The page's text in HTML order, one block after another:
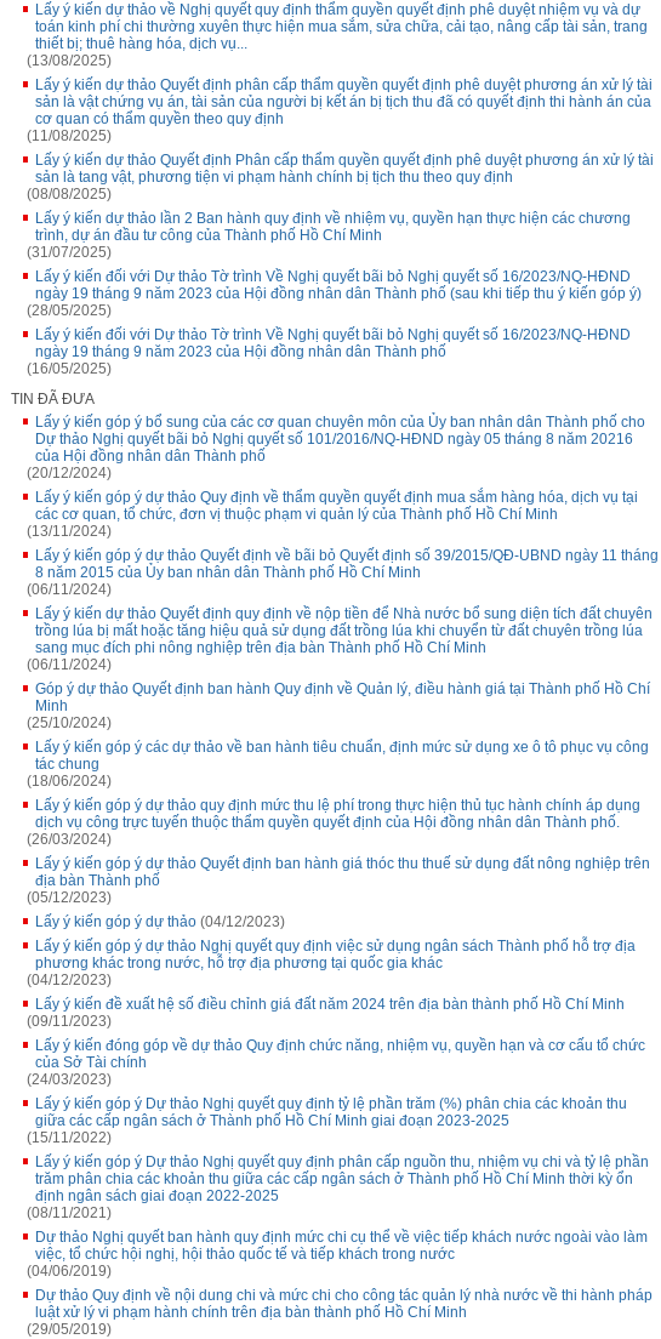
Lấy ý kiến dự thảo về Nghị quyết quy định thẩm quyền quyết định phê duyệt nhiệm vụ và dự
toán kinh phí chi thường xuyên thực hiện mua sắm, sửa chữa, cải tạo, nâng cấp tài sản, trang
thiết bị; thuê hàng hóa, dịch vụ...
(13/08/2025)
Lấy ý kiến dự thảo Quyết định phân cấp thẩm quyền quyết định phê duyệt phương án xử lý tài
sản là vật chứng vụ án, tài sản của người bị kết án bị tịch thu đã có quyết định thi hành án của
cơ quan có thẩm quyền theo quy định
(11/08/2025)
Lấy ý kiến dự thảo Quyết định Phân cấp thẩm quyền quyết định phê duyệt phương án xử lý tài
sản là tang vật, phương tiện vi phạm hành chính bị tịch thu theo quy định
(08/08/2025)
Lấy ý kiến dự thảo lần 2 Ban hành quy định về nhiệm vụ, quyền hạn thực hiện các chương
trình, dự án đầu tư công của Thành phố Hồ Chí Minh
(31/07/2025)
Lấy ý kiến đối với Dự thảo Tờ trình Về Nghị quyết bãi bỏ Nghị quyết số 16/2023/NQ-HĐND
ngày 19 tháng 9 năm 2023 của Hội đồng nhân dân Thành phố (sau khi tiếp thu ý kiến góp ý)
(28/05/2025)
Lấy ý kiến đối với Dự thảo Tờ trình Về Nghị quyết bãi bỏ Nghị quyết số 16/2023/NQ-HĐND
ngày 19 tháng 9 năm 2023 của Hội đồng nhân dân Thành phố
(16/05/2025)
TIN ĐÃ ĐƯA
Lấy ý kiến góp ý bổ sung của các cơ quan chuyên môn của Ủy ban nhân dân Thành phố cho
Dự thảo Nghị quyết bãi bỏ Nghị quyết số 101/2016/NQ-HĐND ngày 05 tháng 8 năm 20216
của Hội đồng nhân dân Thành phố
(20/12/2024)
Lấy ý kiến góp ý dự thảo Quy định về thẩm quyền quyết định mua sắm hàng hóa, dịch vụ tại
các cơ quan, tổ chức, đơn vị thuộc phạm vi quản lý của Thành phố Hồ Chí Minh
(13/11/2024)
Lấy ý kiến góp ý dự thảo Quyết định về bãi bỏ Quyết định số 39/2015/QĐ-UBND ngày 11 tháng
8 năm 2015 của Ủy ban nhân dân Thành phố Hồ Chí Minh
(06/11/2024)
Lấy ý kiến dự thảo Quyết định quy định về nộp tiền để Nhà nước bổ sung diện tích đất chuyên
trồng lúa bị mất hoặc tăng hiệu quả sử dụng đất trồng lúa khi chuyển từ đất chuyên trồng lúa
sang mục đích phi nông nghiệp trên địa bàn Thành phố Hồ Chí Minh
(06/11/2024)
Góp ý dự thảo Quyết định ban hành Quy định về Quản lý, điều hành giá tại Thành phố Hồ Chí
Minh
(25/10/2024)
Lấy ý kiến góp ý các dự thảo về ban hành tiêu chuẩn, định mức sử dụng xe ô tô phục vụ công
tác chung
(18/06/2024)
Lấy ý kiến góp ý dự thảo quy định mức thu lệ phí trong thực hiện thủ tục hành chính áp dụng
dịch vụ công trực tuyến thuộc thẩm quyền quyết định của Hội đồng nhân dân Thành phố.
(26/03/2024)
Lấy ý kiến góp ý dự thảo Quyết định ban hành giá thóc thu thuế sử dụng đất nông nghiệp trên
địa bàn Thành phố
(05/12/2023)
Lấy ý kiến góp ý dự thảo (04/12/2023)
Lấy ý kiến góp ý dự thảo Nghị quyết quy định việc sử dụng ngân sách Thành phố hỗ trợ địa
phương khác trong nước, hỗ trợ địa phương tại quốc gia khác
(04/12/2023)
Lấy ý kiến đề xuất hệ số điều chỉnh giá đất năm 2024 trên địa bàn thành phố Hồ Chí Minh
(09/11/2023)
Lấy ý kiến đóng góp về dự thảo Quy định chức năng, nhiệm vụ, quyền hạn và cơ cấu tổ chức
của Sở Tài chính
(24/03/2023)
Lấy ý kiến góp ý Dự thảo Nghị quyết quy định tỷ lệ phần trăm (%) phân chia các khoản thu
giữa các cấp ngân sách ở Thành phố Hồ Chí Minh giai đoạn 2023-2025
(15/11/2022)
Lấy ý kiến góp ý Dự thảo Nghị quyết quy định phân cấp nguồn thu, nhiệm vụ chi và tỷ lệ phần
trăm phân chia các khoản thu giữa các cấp ngân sách ở Thành phố Hồ Chí Minh thời kỳ ổn
định ngân sách giai đoạn 2022-2025
(08/11/2021)
Dự thảo Nghị quyết ban hành quy định mức chi cụ thể về việc tiếp khách nước ngoài vào làm
việc, tổ chức hội nghị, hội thảo quốc tế và tiếp khách trong nước
(04/06/2019)
Dự thảo Quy định về nội dung chi và mức chi cho công tác quản lý nhà nước về thi hành pháp
luật xử lý vi phạm hành chính trên địa bàn thành phố Hồ Chí Minh
(29/05/2019)